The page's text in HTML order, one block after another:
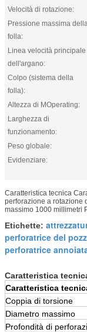
Velocità di rotazione:
Pressione massima
folla:
Linea velocità principale
dell'argano:
Colpo (sistema della
folla):
Altezza di MOperating:
Larghezza di
funzionamento:
Peso globale:
Evidenziare:
Caratteristica tecnica
perforazione a rotazione
massimo 1000 millimetri
Etichette:
perforatrice del
perforatrice
Caratteristica
Caratteristica
Coppia di torsione
Diametro massimo
Profondità di